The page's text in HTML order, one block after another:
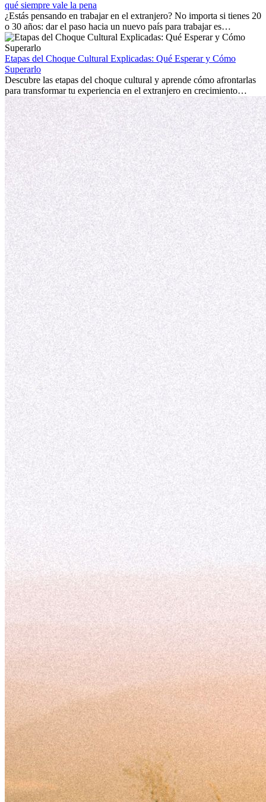
extranjero, asegurando tanto éxito profesional como crecimiento
personal.
qué siempre vale la pena
¿Estás pensando en trabajar en el extranjero? No importa si tienes 20
o 30 años: dar el paso hacia un nuevo país para trabajar es
emocionante y, a veces, desafiante. Muchas personas se preguntan si
la edad marca la diferencia. La verdad es que la experiencia
internacional siempre vale la pena. Puede impulsar tu carrera,
fomentar tu crecimiento personal y ofrecerte valiosas perspectivas
culturales que transforman tu vida.
Etapas del Choque Cultural Explicadas: Qué Esperar y Cómo
Superarlo
Descubre las etapas del choque cultural y aprende cómo afrontarlas
para transformar tu experiencia en el extranjero en crecimiento
personal y adaptación exitosa.